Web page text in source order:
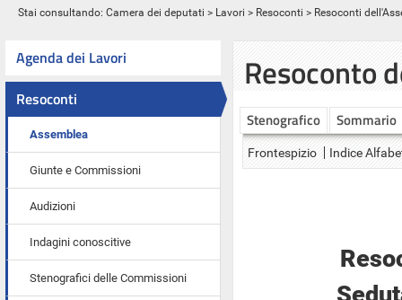
Stai consultando: Camera dei deputati > Lavori > Resoconti > Resoconti
Agenda dei Lavori
Resoconti
Assemblea
Giunte e Commissioni
Audizioni
Indagini conoscitive
Stenografici delle Commissioni
Resoconto
Stenografico Sommario
Frontespizio Indice